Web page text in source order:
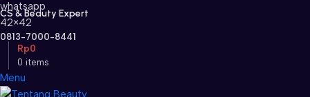
CS & Beauty Expert
0813-7000-8441
0 items
Rp0
Menu